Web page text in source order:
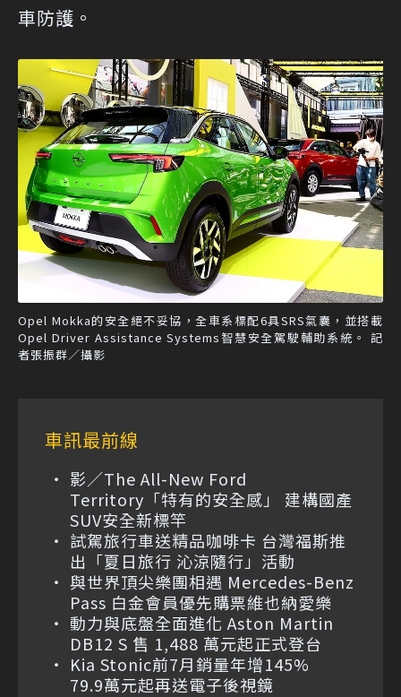
車防護。
Opel Mokka的安全絕不妥協，全車系標配6具SRS氣囊，並搭載
Opel Driver Assistance Systems智慧安全駕駛輔助系統。 記
者張振群／攝影
車訊最前線
影／The All-New Ford
Territory「特有的安全感」 建構國產
SUV安全新標竿
試駕旅行車送精品咖啡卡 台灣福斯推
出「夏日旅行 沁涼隨行」活動
與世界頂尖樂團相遇 Mercedes-Benz
Pass 白金會員優先購票維也納愛樂
動力與底盤全面進化 Aston Martin
DB12 S 售 1,488 萬元起正式登台
Kia Stonic前7月銷量年增145%
79.9萬元起再送電子後視鏡